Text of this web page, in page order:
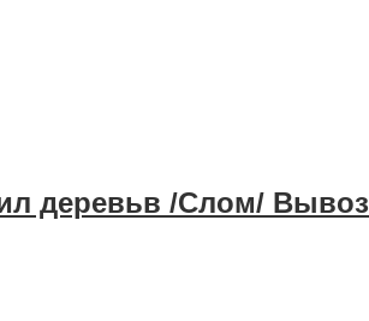
деревьв /Слом/